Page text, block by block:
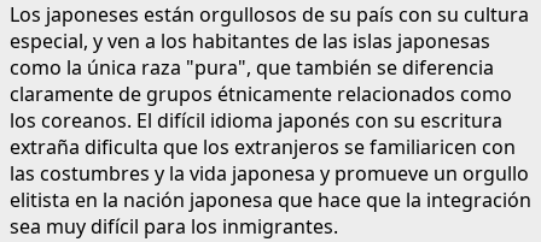
Los japoneses están orgullosos de su país con su cultura
especial, y ven a los habitantes de las islas japonesas
como la única raza "pura", que también se diferencia
claramente de grupos étnicamente relacionados como
los coreanos. El difícil idioma japonés con su escritura
extraña dificulta que los extranjeros se familiaricen con
las costumbres y la vida japonesa y promueve un orgullo
elitista en la nación japonesa que hace que la integración
sea muy difícil para los inmigrantes.